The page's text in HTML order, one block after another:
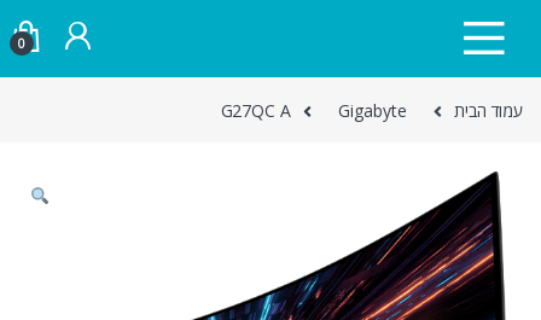
0
עמוד הבית Gigabyte
G27QC A